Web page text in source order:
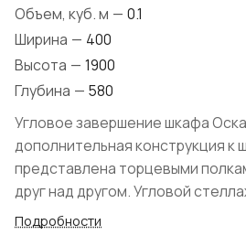
Объем, куб. м — 0.1
Ширина — 400
Высота — 1900
Глубина — 580
Угловое завершение шкафа
дополнительная конструкция к
представлена торцевыми
друг над другом. Угловой
массива сосны с отделкой
Подробности